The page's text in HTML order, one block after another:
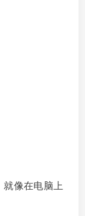
像在电脑上